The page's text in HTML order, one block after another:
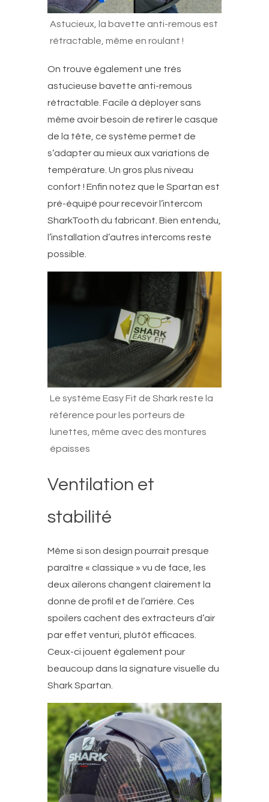
Astucieux, la bavette anti-remous est
rétractable, même en roulant !
On trouve également une très
astucieuse bavette anti-remous
rétractable. Facile à déployer sans
même avoir besoin de retirer le casque
de la tête, ce système permet de
s’adapter au mieux aux variations de
température. Un gros plus niveau
confort ! Enfin notez que le Spartan est
pré-équipé pour recevoir l’intercom
SharkTooth du fabricant. Bien entendu,
l’installation d’autres intercoms reste
possible.
Le système Easy Fit de Shark reste la
référence pour les porteurs de
lunettes, même avec des montures
épaisses
Ventilation et
stabilité
Même si son design pourrait presque
paraître « classique » vu de face, les
deux ailerons changent clairement la
donne de profil et de l’arrière. Ces
spoilers cachent des extracteurs d’air
par effet venturi, plutôt efficaces.
Ceux-ci jouent également pour
beaucoup dans la signature visuelle du
Shark Spartan.